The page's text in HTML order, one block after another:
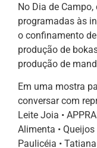
No Dia de
programadas às
o confinamento
produção de
produção de
Em uma mostra
conversar com
Leite Joia •
Alimenta •
Paulicéia •